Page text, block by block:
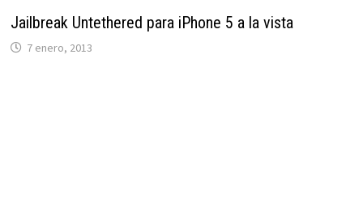
Jailbreak Untethered para iPhone 5 a la vista
7 enero, 2013